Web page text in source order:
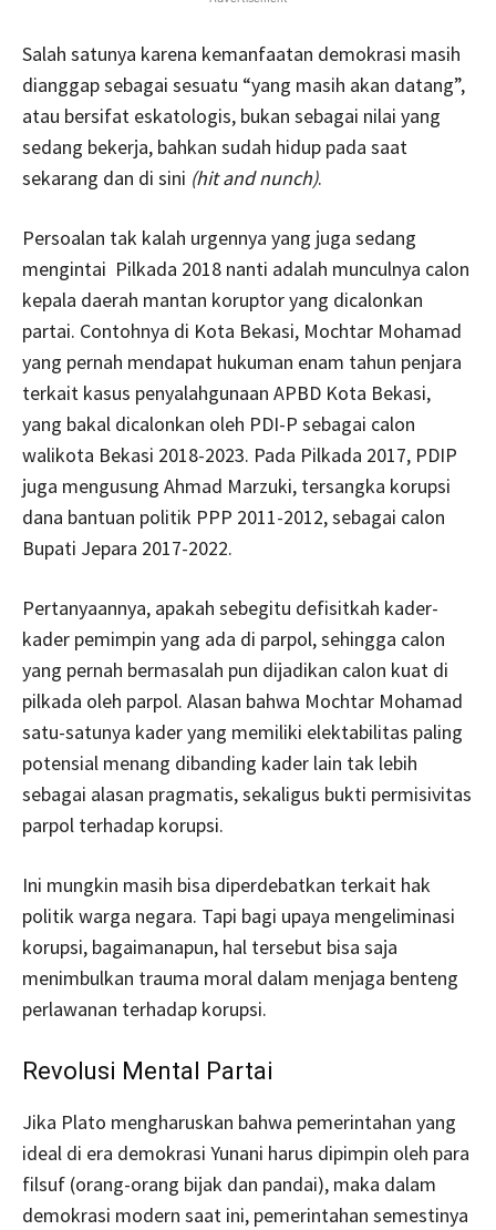
Salah satunya karena kemanfaatan demokrasi masih
dianggap sebagai sesuatu “yang masih akan datang”,
atau bersifat eskatologis, bukan sebagai nilai yang
sedang bekerja, bahkan sudah hidup pada saat
sekarang dan di sini (hit and nunch).
Persoalan tak kalah urgennya yang juga sedang
mengintai Pilkada 2018 nanti adalah munculnya calon
kepala daerah mantan koruptor yang dicalonkan
partai. Contohnya di Kota Bekasi, Mochtar Mohamad
yang pernah mendapat hukuman enam tahun penjara
terkait kasus penyalahgunaan APBD Kota Bekasi,
yang bakal dicalonkan oleh PDI-P sebagai calon
walikota Bekasi 2018-2023. Pada Pilkada 2017, PDIP
juga mengusung Ahmad Marzuki, tersangka korupsi
dana bantuan politik PPP 2011-2012, sebagai calon
Bupati Jepara 2017-2022.
Pertanyaannya, apakah sebegitu defisitkah kader-
kader pemimpin yang ada di parpol, sehingga calon
yang pernah bermasalah pun dijadikan calon kuat di
pilkada oleh parpol. Alasan bahwa Mochtar Mohamad
satu-satunya kader yang memiliki elektabilitas paling
potensial menang dibanding kader lain tak lebih
sebagai alasan pragmatis, sekaligus bukti permisivitas
parpol terhadap korupsi.
Ini mungkin masih bisa diperdebatkan terkait hak
politik warga negara. Tapi bagi upaya mengeliminasi
korupsi, bagaimanapun, hal tersebut bisa saja
menimbulkan trauma moral dalam menjaga benteng
perlawanan terhadap korupsi.
Revolusi Mental Partai
Jika Plato mengharuskan bahwa pemerintahan yang
ideal di era demokrasi Yunani harus dipimpin oleh para
filsuf (orang-orang bijak dan pandai), maka dalam
demokrasi modern saat ini, pemerintahan semestinya